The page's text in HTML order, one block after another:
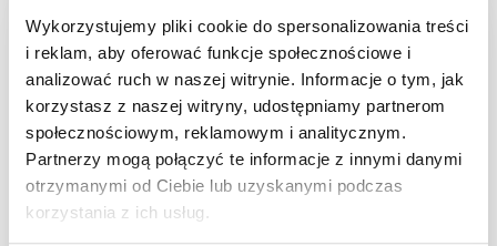
Wykorzystujemy pliki cookie do spersonalizowania treści
i reklam, aby oferować funkcje społecznościowe i
analizować ruch w naszej witrynie. Informacje o tym, jak
korzystasz z naszej witryny, udostępniamy partnerom
społecznościowym, reklamowym i analitycznym.
Partnerzy mogą połączyć te informacje z innymi danymi
otrzymanymi od Ciebie lub uzyskanymi podczas
korzystania z ich usług.